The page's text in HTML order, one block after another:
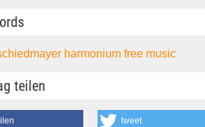
harmoniumfree music
teilen
tweet